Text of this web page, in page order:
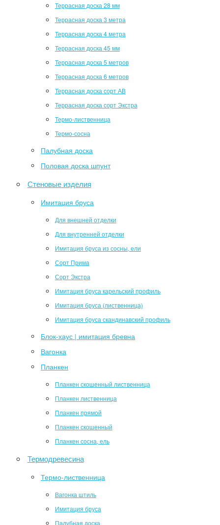
Террасная доска 28 мм
Террасная доска 3 метра
Террасная доска 4 метра
Террасная доска 45 мм
Террасная доска 5 метров
Террасная доска 6 метров
Террасная доска сорт АВ
Террасная доска сорт Экстра
Термо-лиственница
Термо-сосна
Палубная доска
Половая доска шпунт
Стеновые изделия
Имитация бруса
Для внешней отделки
Для внутренней отделки
Имитация бруса из сосны, ели
Сорт Прима
Сорт Экстра
Имитация бруса карельский профиль
Имитация бруса (лиственница)
Имитация бруса скандинавский профиль
Блок-хаус | имитация бревна
Вагонка
Планкен
Планкен скошенный лиственница
Планкен лиственница
Планкен прямой
Планкен скошенный
Планкен сосна, ель
Термодревесина
Термо-лиственница
Вагонка штиль
Имитация бруса
Палубная доска